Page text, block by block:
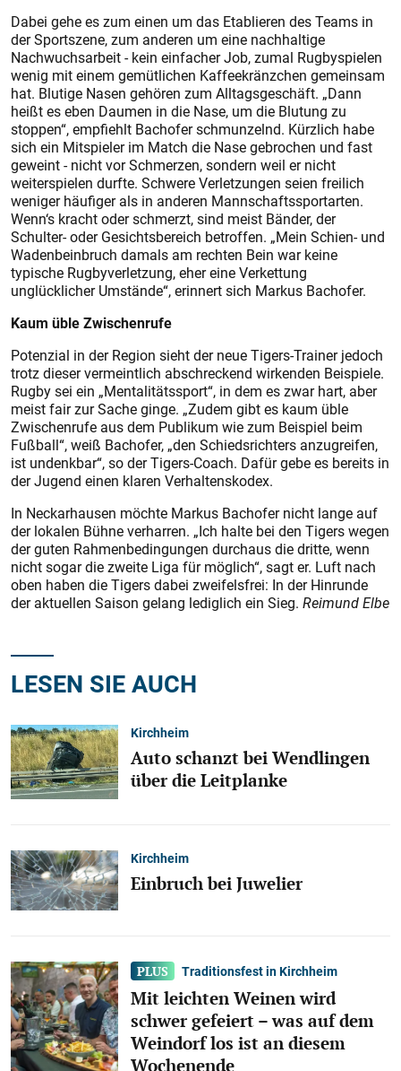
Dabei gehe es zum einen um das Etablieren des Teams in
der Sportszene, zum anderen um eine nachhaltige
Nachwuchsarbeit - kein einfacher Job, zumal Rugbyspielen
wenig mit einem gemütlichen Kaffeekränzchen gemeinsam
hat. Blutige Nasen gehören zum Alltagsgeschäft. „Dann
heißt es eben Daumen in die Nase, um die Blutung zu
stoppen“, empfiehlt Bachofer schmunzelnd. Kürzlich habe
sich ein Mitspieler im Match die Nase gebrochen und fast
geweint - nicht vor Schmerzen, sondern weil er nicht
weiterspielen durfte. Schwere Verletzungen seien freilich
weniger häufiger als in anderen Mannschaftssportarten.
Wenn‘s kracht oder schmerzt, sind meist Bänder, der
Schulter- oder Gesichtsbereich betroffen. „Mein Schien- und
Wadenbeinbruch damals am rechten Bein war keine
typische Rugbyverletzung, eher eine Verkettung
unglücklicher Umstände“, erinnert sich Markus Bachofer.
Kaum üble Zwischenrufe
Potenzial in der Region sieht der neue Tigers-Trainer jedoch
trotz dieser vermeintlich abschreckend wirkenden Beispiele.
Rugby sei ein „Mentalitätssport“, in dem es zwar hart, aber
meist fair zur Sache ginge. „Zudem gibt es kaum üble
Zwischenrufe aus dem Publikum wie zum Beispiel beim
Fußball“, weiß Bachofer, „den Schiedsrichters anzugreifen,
ist undenkbar“, so der Tigers-Coach. Dafür gebe es bereits in
der Jugend einen klaren Verhaltenskodex.
In Neckarhausen möchte Markus Bachofer nicht lange auf
der lokalen Bühne verharren. „Ich halte bei den Tigers wegen
der guten Rahmenbedingungen durchaus die dritte, wenn
nicht sogar die zweite Liga für möglich“, sagt er. Luft nach
oben haben die Tigers dabei zweifelsfrei: In der Hinrunde
der aktuellen Saison gelang lediglich ein Sieg. Reimund Elbe
LESEN SIE AUCH
Kirchheim
Auto schanzt bei Wendlingen
über die Leitplanke
Kirchheim
Einbruch bei Juwelier
Traditionsfest in Kirchheim
Mit leichten Weinen wird
schwer gefeiert – was auf dem
Weindorf los ist an diesem
Wochenende